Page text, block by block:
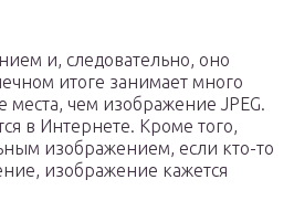
и, следовательно, оно
итоге занимает много
чем изображение JPEG.
в Интернете. Кроме того,
изображением, если кто-то
изображение кажется